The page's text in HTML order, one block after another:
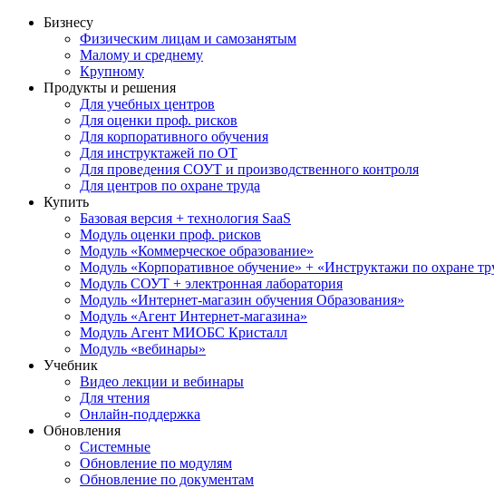
Бизнесу
Физическим лицам и самозанятым
Малому и среднему
Крупному
Продукты и решения
Для учебных центров
Для оценки проф. рисков
Для корпоративного обучения
Для инструктажей по ОТ
Для проведения СОУТ и производственного контроля
Для центров по охране труда
Купить
Базовая версия + технология SaaS
Модуль оценки проф. рисков
Модуль «Коммерческое образование»
Модуль «Корпоративное обучение» + «Инструктажи по охране
Модуль СОУТ + электронная лаборатория
Модуль «Интернет-магазин обучения Образования»
Модуль «Агент Интернет-магазина»
Модуль Агент МИОБС Кристалл
Модуль «вебинары»
Учебник
Видео лекции и вебинары
Для чтения
Онлайн-поддержка
Обновления
Системные
Обновление по модулям
Обновление по документам